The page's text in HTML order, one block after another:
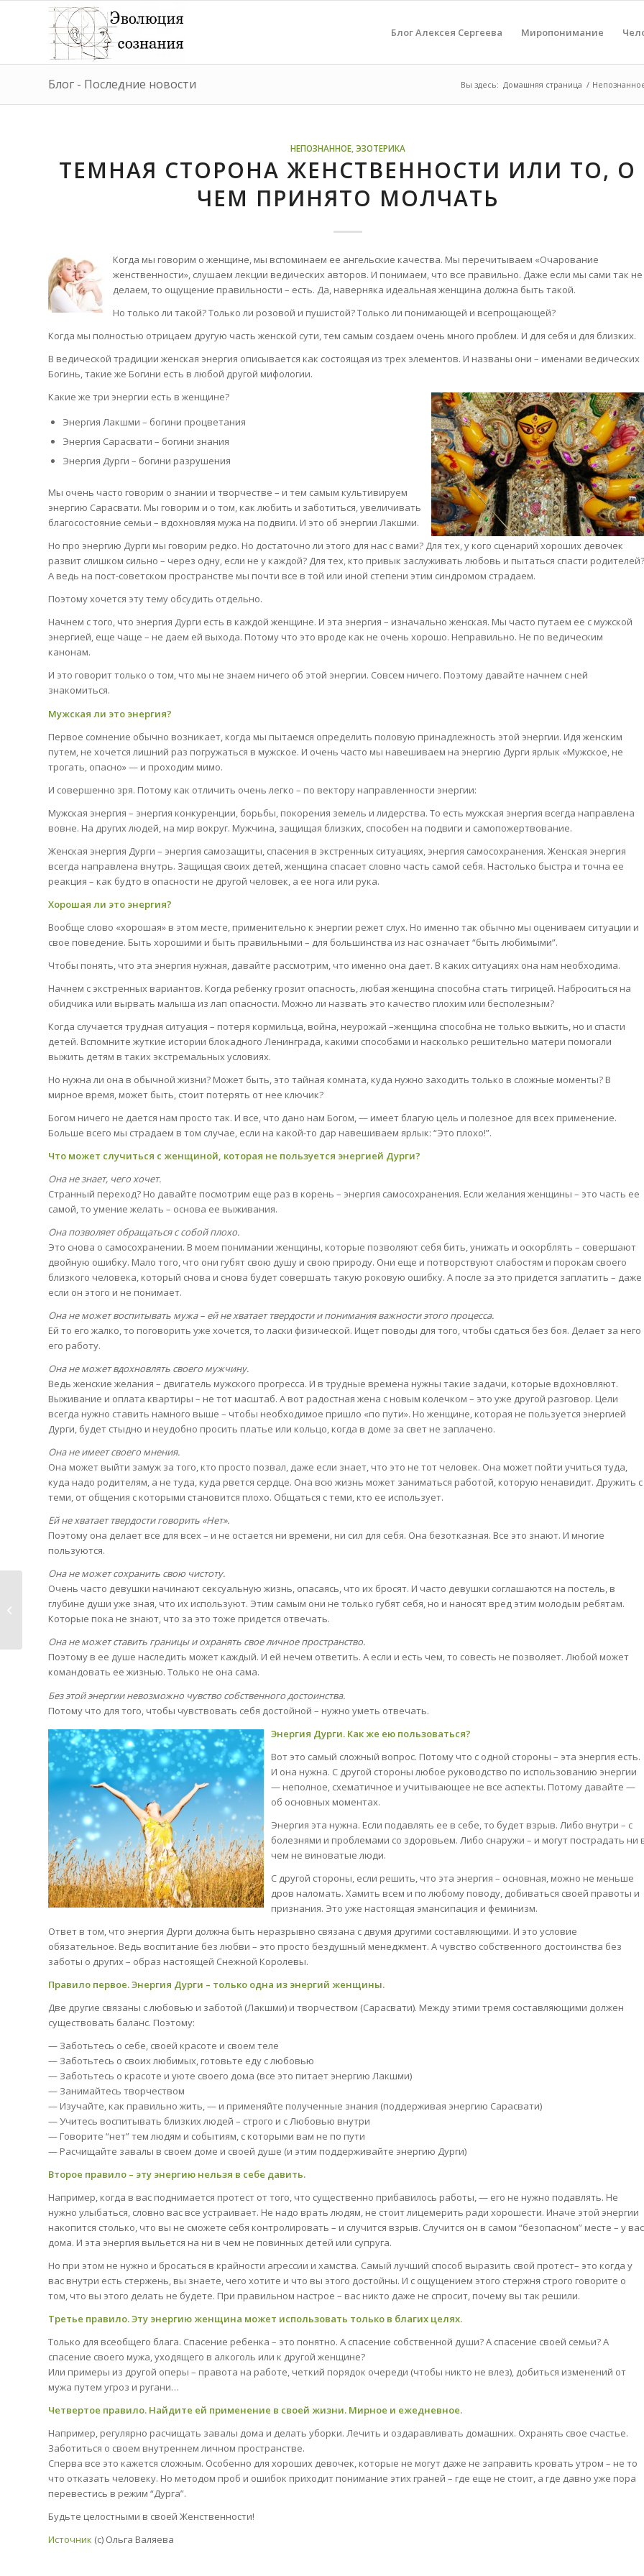
Блог Алексея Сергеева Миропонимание
Блог - Последние новости Вы здесь: Домашняя страница /
НЕПОЗНАННОЕ, ЭЗОТЕРИКА
ТЕМНАЯ СТОРОНА ЖЕНСТВЕННОСТИ ИЛИ ТО, О
ЧЕМ ПРИНЯТО МОЛЧАТЬ
Когда мы говорим о женщине, мы вспоминаем ее ангельские качества. Мы перечитываем «Очарование
женственности», слушаем лекции ведических авторов. И понимаем, что все правильно. Даже если мы сами так не
делаем, то ощущение правильности – есть. Да, наверняка идеальная женщина должна быть такой.
Но только ли такой? Только ли розовой и пушистой? Только ли понимающей и всепрощающей?
Когда мы полностью отрицаем другую часть женской сути, тем самым создаем очень много проблем. И для себя и для близких.
В ведической традиции женская энергия описывается как состоящая из трех элементов. И названы они – именами ведических
Богинь, такие же Богини есть в любой другой мифологии.
Какие же три энергии есть в женщине?
Энергия Лакшми – богини процветания
Энергия Сарасвати – богини знания
Энергия Дурги – богини разрушения
Мы очень часто говорим о знании и творчестве – и тем самым культивируем
энергию Сарасвати. Мы говорим и о том, как любить и заботиться, увеличивать
благосостояние семьи – вдохновляя мужа на подвиги. И это об энергии Лакшми.
Но про энергию Дурги мы говорим редко. Но достаточно ли этого для нас с вами? Для тех, у кого сценарий хороших девочек
развит слишком сильно – через одну, если не у каждой? Для тех, кто привык заслуживать любовь и пытаться спасти родителей?
А ведь на пост-советском пространстве мы почти все в той или иной степени этим синдромом страдаем.
Поэтому хочется эту тему обсудить отдельно.
Начнем с того, что энергия Дурги есть в каждой женщине. И эта энергия – изначально женская. Мы часто путаем ее с мужской
энергией, еще чаще – не даем ей выхода. Потому что это вроде как не очень хорошо. Неправильно. Не по ведическим
канонам.
И это говорит только о том, что мы не знаем ничего об этой энергии. Совсем ничего. Поэтому давайте начнем с ней
знакомиться.
Мужская ли это энергия?
Первое сомнение обычно возникает, когда мы пытаемся определить половую принадлежность этой энергии. Идя женским
путем, не хочется лишний раз погружаться в мужское. И очень часто мы навешиваем на энергию Дурги ярлык «Мужское, не
трогать, опасно» — и проходим мимо.
И совершенно зря. Потому как отличить очень легко – по вектору направленности энергии:
Мужская энергия – энергия конкуренции, борьбы, покорения земель и лидерства. То есть мужская энергия всегда направлена
вовне. На других людей, на мир вокруг. Мужчина, защищая близких, способен на подвиги и самопожертвование.
Женская энергия Дурги – энергия самозащиты, спасения в экстренных ситуациях, энергия самосохранения. Женская энергия
всегда направлена внутрь. Защищая своих детей, женщина спасает словно часть самой себя. Настолько быстра и точна ее
реакция – как будто в опасности не другой человек, а ее нога или рука.
Хорошая ли это энергия?
Вообще слово «хорошая» в этом месте, применительно к энергии режет слух. Но именно так обычно мы оцениваем ситуации и
свое поведение. Быть хорошими и быть правильными – для большинства из нас означает “быть любимыми”.
Чтобы понять, что эта энергия нужная, давайте рассмотрим, что именно она дает. В каких ситуациях она нам необходима.
Начнем с экстренных вариантов. Когда ребенку грозит опасность, любая женщина способна стать тигрицей. Наброситься на
обидчика или вырвать малыша из лап опасности. Можно ли назвать это качество плохим или бесполезным?
Когда случается трудная ситуация – потеря кормильца, война, неурожай –женщина способна не только выжить, но и спасти
детей. Вспомните жуткие истории блокадного Ленинграда, какими способами и насколько решительно матери помогали
выжить детям в таких экстремальных условиях.
Но нужна ли она в обычной жизни? Может быть, это тайная комната, куда нужно заходить только в сложные моменты? В
мирное время, может быть, стоит потерять от нее ключик?
Богом ничего не дается нам просто так. И все, что дано нам Богом, — имеет благую цель и полезное для всех применение.
Больше всего мы страдаем в том случае, если на какой-то дар навешиваем ярлык: “Это плохо!”.
Что может случиться с женщиной, которая не пользуется энергией Дурги?
Она не знает, чего хочет.
Странный переход? Но давайте посмотрим еще раз в корень – энергия самосохранения. Если желания женщины – это часть ее
самой, то умение желать – основа ее выживания.
Она позволяет обращаться с собой плохо.
Это снова о самосохранении. В моем понимании женщины, которые позволяют себя бить, унижать и оскорблять – совершают
двойную ошибку. Мало того, что они губят свою душу и свою природу. Они еще и потворствуют слабостям и порокам своего
близкого человека, который снова и снова будет совершать такую роковую ошибку. А после за это придется заплатить – даже
если он этого и не понимает.
Она не может воспитывать мужа – ей не хватает твердости и понимания важности этого процесса.
Ей то его жалко, то поговорить уже хочется, то ласки физической. Ищет поводы для того, чтобы сдаться без боя. Делает за него
его работу.
Она не может вдохновлять своего мужчину.
Ведь женские желания – двигатель мужского прогресса. И в трудные времена нужны такие задачи, которые вдохновляют.
Выживание и оплата квартиры – не тот масштаб. А вот радостная жена с новым колечком – это уже другой разговор. Цели
всегда нужно ставить намного выше – чтобы необходимое пришло «по пути». Но женщине, которая не пользуется энергией
Дурги, будет стыдно и неудобно просить платье или кольцо, когда в доме за свет не заплачено.
Она не имеет своего мнения.
Она может выйти замуж за того, кто просто позвал, даже если знает, что это не тот человек. Она может пойти учиться туда,
куда надо родителям, а не туда, куда рвется сердце. Она всю жизнь может заниматься работой, которую ненавидит. Дружить с
теми, от общения с которыми становится плохо. Общаться с теми, кто ее использует.
Ей не хватает твердости говорить «Нет».
Поэтому она делает все для всех – и не остается ни времени, ни сил для себя. Она безотказная. Все это знают. И многие
пользуются.
Она не может сохранить свою чистоту.
Очень часто девушки начинают сексуальную жизнь, опасаясь, что их бросят. И часто девушки соглашаются на постель, в
глубине души уже зная, что их используют. Этим самым они не только губят себя, но и наносят вред этим молодым ребятам.
Которые пока не знают, что за это тоже придется отвечать.
Она не может ставить границы и охранять свое личное пространство.
Поэтому в ее душе наследить может каждый. И ей нечем ответить. А если и есть чем, то совесть не позволяет. Любой может
командовать ее жизнью. Только не она сама.
Без этой энергии невозможно чувство собственного достоинства.
Потому что для того, чтобы чувствовать себя достойной – нужно уметь отвечать.
Энергия Дурги. Как же ею пользоваться?
Вот это самый сложный вопрос. Потому что с одной стороны – эта энергия есть.
И она нужна. С другой стороны любое руководство по использованию энергии
— неполное, схематичное и учитывающее не все аспекты. Потому давайте —
об основных моментах.
Энергия эта нужна. Если подавлять ее в себе, то будет взрыв. Либо внутри – с
болезнями и проблемами со здоровьем. Либо снаружи – и могут пострадать ни
чем не виноватые люди.
С другой стороны, если решить, что эта энергия – основная, можно не меньше
дров наломать. Хамить всем и по любому поводу, добиваться своей правоты и
признания. Это уже настоящая эмансипация и феминизм.
Ответ в том, что энергия Дурги должна быть неразрывно связана с двумя другими составляющими. И это условие
обязательное. Ведь воспитание без любви – это просто бездушный менеджмент. А чувство собственного достоинства без
заботы о других – образ настоящей Снежной Королевы.
Правило первое. Энергия Дурги – только одна из энергий женщины.
Две другие связаны с любовью и заботой (Лакшми) и творчеством (Сарасвати). Между этими тремя составляющими должен
существовать баланс. Поэтому:
— Заботьтесь о себе, своей красоте и своем теле
— Заботьтесь о своих любимых, готовьте еду с любовью
— Заботьтесь о красоте и уюте своего дома (все это питает энергию Лакшми)
— Занимайтесь творчеством
— Изучайте, как правильно жить, — и применяйте полученные знания (поддерживая энергию Сарасвати)
— Учитесь воспитывать близких людей – строго и с Любовью внутри
— Говорите “нет” тем людям и событиям, с которыми вам не по пути
— Расчищайте завалы в своем доме и своей душе (и этим поддерживайте энергию Дурги)
Второе правило – эту энергию нельзя в себе давить.
Например, когда в вас поднимается протест от того, что существенно прибавилось работы, — его не нужно подавлять. Не
нужно улыбаться, словно вас все устраивает. Не надо врать людям, не стоит лицемерить ради хорошести. Иначе этой энергии
накопится столько, что вы не сможете себя контролировать – и случится взрыв. Случится он в самом “безопасном” месте – у вас
дома. И эта энергия выльется на ни в чем не повинных детей или супруга.
Но при этом не нужно и бросаться в крайности агрессии и хамства. Самый лучший способ выразить свой протест– это когда у
вас внутри есть стержень, вы знаете, чего хотите и что вы этого достойны. И с ощущением этого стержня строго говорите о
том, что вы этого делать не будете. При правильном настрое – вас никто даже не спросит, почему вы так решили.
Третье правило. Эту энергию женщина может использовать только в благих целях.
Только для всеобщего блага. Спасение ребенка – это понятно. А спасение собственной души? А спасение своей семьи? А
спасение своего мужа, уходящего в алкоголь или к другой женщине?
Или примеры из другой оперы – правота на работе, четкий порядок очереди (чтобы никто не влез), добиться изменений от
мужа путем угроз и ругани…
Четвертое правило. Найдите ей применение в своей жизни. Мирное и ежедневное.
Например, регулярно расчищать завалы дома и делать уборки. Лечить и оздаравливать домашних. Охранять свое счастье.
Заботиться о своем внутреннем личном пространстве.
Сперва все это кажется сложным. Особенно для хороших девочек, которые не могут даже не заправить кровать утром – не то
что отказать человеку. Но методом проб и ошибок приходит понимание этих граней – где еще не стоит, а где давно уже пора
перевестись в режим “Дурга”.
Будьте целостными в своей Женственности!
Источник (с) Ольга Валяева
Зороастрийское
учение о роде,
предках и связи...